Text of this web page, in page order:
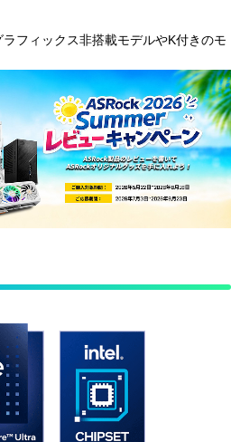
フィックス非搭載モデルやK付きのモ